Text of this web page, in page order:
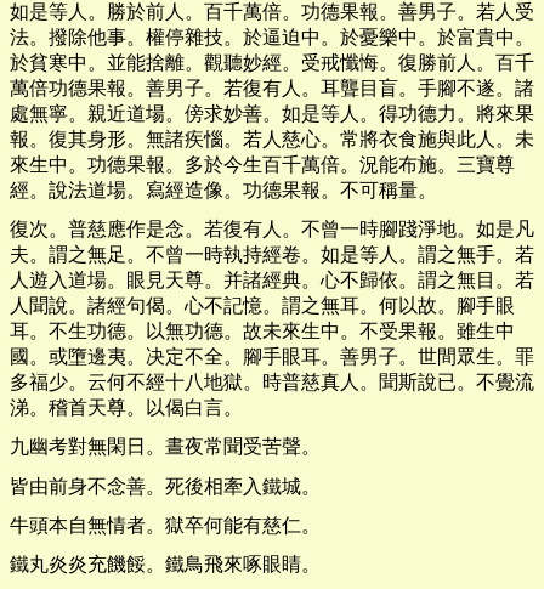
如是等人。勝於前人。百千萬倍。功德果報。善男子。若人受
法。撥除他事。權停雜技。於逼迫中。於憂樂中。於富貴中。
於貧寒中。並能捨離。觀聽妙經。受戒懺悔。復勝前人。百千
萬倍功德果報。善男子。若復有人。耳聾目盲。手腳不遂。諸
處無寧。親近道場。傍求妙善。如是等人。得功德力。將來果
報。復其身形。無諸疾惱。若人慈心。常將衣食施與此人。未
來生中。功德果報。多於今生百千萬倍。況能布施。三寶尊
經。說法道場。寫經造像。功德果報。不可稱量。
復次。普慈應作是念。若復有人。不曾一時腳踐淨地。如是凡
夫。謂之無足。不曾一時執持經卷。如是等人。謂之無手。若
人遊入道場。眼見天尊。并諸經典。心不歸依。謂之無目。若
人聞說。諸經句偈。心不記憶。謂之無耳。何以故。腳手眼
耳。不生功德。以無功德。故未來生中。不受果報。雖生中
國。或墮邊夷。决定不全。腳手眼耳。善男子。世間眾生。罪
多福少。云何不經十八地獄。時普慈真人。聞斯說已。不覺流
涕。稽首天尊。以偈白言。
九幽考對無閑日。晝夜常聞受苦聲。
皆由前身不念善。死後相牽入鐵城。
牛頭本自無情者。獄卒何能有慈仁。
鐵丸炎炎充饑餒。鐵鳥飛來啄眼睛。